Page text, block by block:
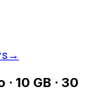
→
10 GB · 30